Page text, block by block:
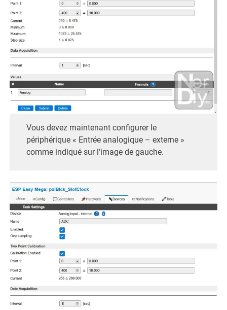
Vous devez maintenant configurer le
périphérique « Entrée analogique – externe »
comme indiqué sur l'image de gauche.